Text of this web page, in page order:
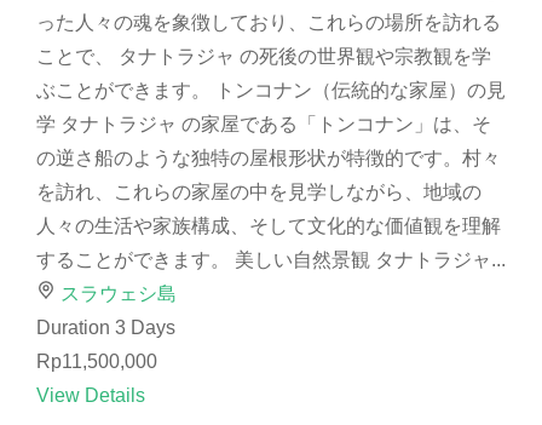
った人々の魂を象徴しており、これらの場所を訪れる
ことで、 タナトラジャ の死後の世界観や宗教観を学
ぶことができます。 トンコナン（伝統的な家屋）の見
学 タナトラジャ の家屋である「トンコナン」は、そ
の逆さ船のような独特の屋根形状が特徴的です。村々
を訪れ、これらの家屋の中を見学しながら、地域の
人々の生活や家族構成、そして文化的な価値観を理解
することができます。 美しい自然景観 タナトラジャ...
スラウェシ島
Duration 3 Days
Rp11,500,000
View Details